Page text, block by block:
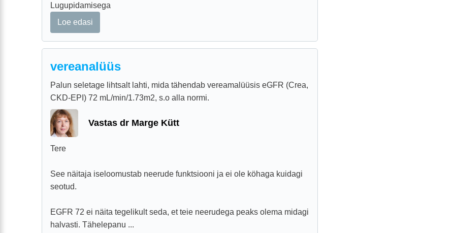
Lugupidamisega
Loe edasi
vereanalüüs
Palun seletage lihtsalt lahti, mida tähendab vereamalüüsis eGFR (Crea,
CKD-EPI) 72 mL/min/1.73m2, s.o alla normi.
Vastas dr Marge Kütt
Tere
See näitaja iseloomustab neerude funktsiooni ja ei ole köhaga kuidagi
seotud.
EGFR 72 ei näita tegelikult seda, et teie neerudega peaks olema midagi
halvasti. Tähelepanu ...